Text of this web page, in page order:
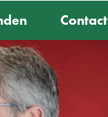
Contact